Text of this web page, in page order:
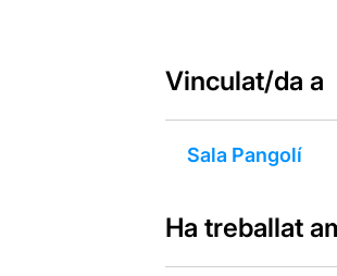
Vinculat/da a
Sala Pangolí
Ha treballat